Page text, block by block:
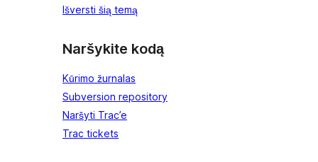
Išversti šią temą
Naršykite kodą
Kūrimo žurnalas
Subversion repository
Naršyti Trac’e
Trac tickets